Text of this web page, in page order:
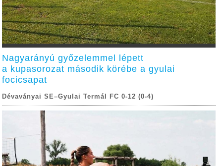
Nagyarányú győzelemmel lépett
a kupasorozat második körébe a gyulai
focicsapat
Dévaványai SE–Gyulai Termál FC 0-12 (0-4)